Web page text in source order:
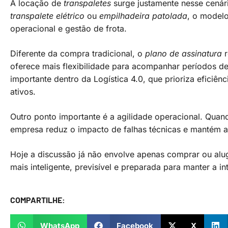
A locação de transpaletes surge justamente nesse
transpalete elétrico ou empilhadeira patolada, o
operacional e gestão de frota.
Diferente da compra tradicional, o plano de assinatura
oferece mais flexibilidade para acompanhar períodos
importante dentro da Logística 4.0, que prioriza
ativos.
Outro ponto importante é a agilidade operacional.
empresa reduz o impacto de falhas técnicas e mantém
Hoje a discussão já não envolve apenas comprar ou
mais inteligente, previsível e preparada para manter a
COMPARTILHE:
WhatsApp Facebook X